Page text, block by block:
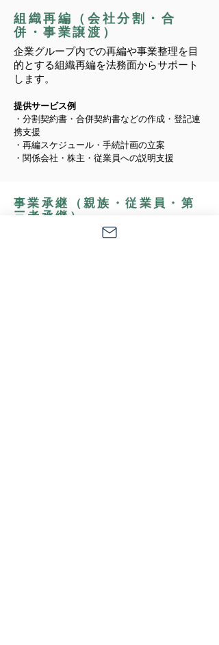
組織再編（会社分割・合
併・事業譲渡）
企業グループ内での再編や事業整理を目
的とする組織再編を法務面からサポート
します。
提供サービス例
・分割契約書・合併契約書などの作成・登記連
携支援
・再編スケジュール・手続計画の立案
・関係会社・株主・従業員への説明支援
事業承継（親族・従業員・第
三者承継）
オーナー企業の事業承継を、ガバナンス・労務